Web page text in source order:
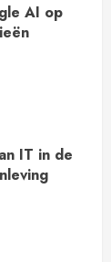
AI op
IT in de